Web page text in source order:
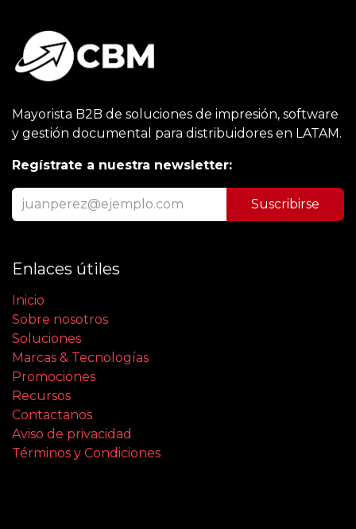
Mayorista B2B de soluciones de impresión, software
y gestión documental para distribuidores en LATAM.
Regístrate a nuestra newsletter:
Suscribirse
Enlaces útiles
Inicio
Sobre nosotros
Soluciones
Marcas & Tecnologías
Promociones
Recursos
Contactanos
Aviso de privacidad
Términos y Condiciones